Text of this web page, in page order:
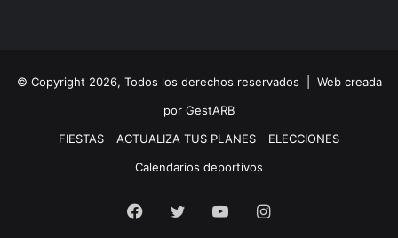
© Copyright 2026, Todos los derechos reservados | Web creada
por GestARB
FIESTAS
ACTUALIZA TUS PLANES
ELECCIONES
Calendarios deportivos
Facebook
Twitter YouTubeInstagram